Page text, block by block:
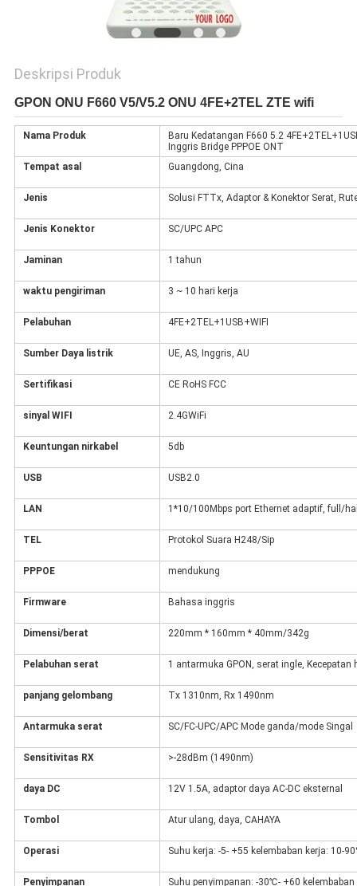
Deskripsi Produk
GPON ONU F660 V5/V5.2 ONU 4FE+2TEL ZTE wifi
Nama Produk
Baru Kedatangan F660 5.2
Inggris Bridge PPPOE ONT
Tempat asal
Guangdong, Cina
Jenis Solusi FTTx, Adaptor & Konektor Serat,
Jenis Konektor SC/UPC APC
Jaminan 1 tahun
waktu pengiriman 3 ~ 10 hari kerja
Pelabuhan 4FE+2TEL+1USB+WIFI
Sumber Daya listrik UE, AS, Inggris, AU
Sertifikasi CE RoHS FCC
sinyal WIFI 2.4GWiFi
Keuntungan nirkabel 5db
USB USB2.0
LAN 1*10/100Mbps port Ethernet adaptif, full/
TEL Protokol Suara H248/Sip
PPPOE mendukung
Firmware Bahasa inggris
Dimensi/berat 220mm * 160mm * 40mm/342g
Pelabuhan serat 1 antarmuka GPON, serat ingle, Kecepatan
panjang gelombang Tx 1310nm, Rx 1490nm
Antarmuka serat SC/FC-UPC/APC Mode ganda/mode Singal
Sensitivitas RX >-28dBm (1490nm)
daya DC 12V 1.5A, adaptor daya AC-DC eksternal
Tombol Atur ulang, daya, CAHAYA
Operasi Suhu kerja: -5- +55 kelembaban kerja: 10-
Penyimpanan Suhu penyimpanan: -30℃- +60